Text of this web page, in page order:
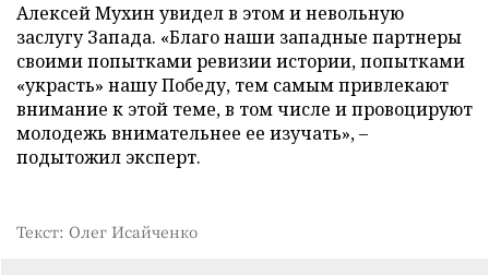
Алексей Мухин увидел в этом и невольную
заслугу Запада. «Благо наши западные партнеры
своими попытками ревизии истории, попытками
«украсть» нашу Победу, тем самым привлекают
внимание к этой теме, в том числе и провоцируют
молодежь внимательнее ее изучать», –
подытожил эксперт.
Текст: Олег Исайченко